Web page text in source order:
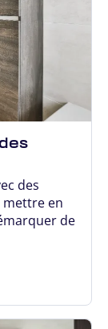
des
en
de